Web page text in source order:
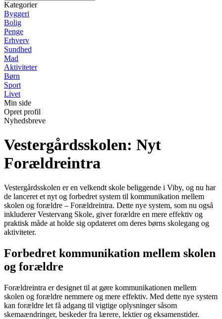
Kategorier
Byggeri
Bolig
Penge
Erhverv
Sundhed
Mad
Aktiviteter
Børn
Sport
Livet
Min side
Opret profil
Nyhedsbreve
Vestergårdsskolen: Nyt
Forældreintra
Vestergårdsskolen er en velkendt skole beliggende i Viby, og nu har
de lanceret et nyt og forbedret system til kommunikation mellem
skolen og forældre – Forældreintra. Dette nye system, som nu også
inkluderer Vestervang Skole, giver forældre en mere effektiv og
praktisk måde at holde sig opdateret om deres børns skolegang og
aktiviteter.
Forbedret kommunikation mellem skolen
og forældre
Forældreintra er designet til at gøre kommunikationen mellem
skolen og forældre nemmere og mere effektiv. Med dette nye system
kan forældre let få adgang til vigtige oplysninger såsom
skemaændringer, beskeder fra lærere, lektier og eksamenstider.